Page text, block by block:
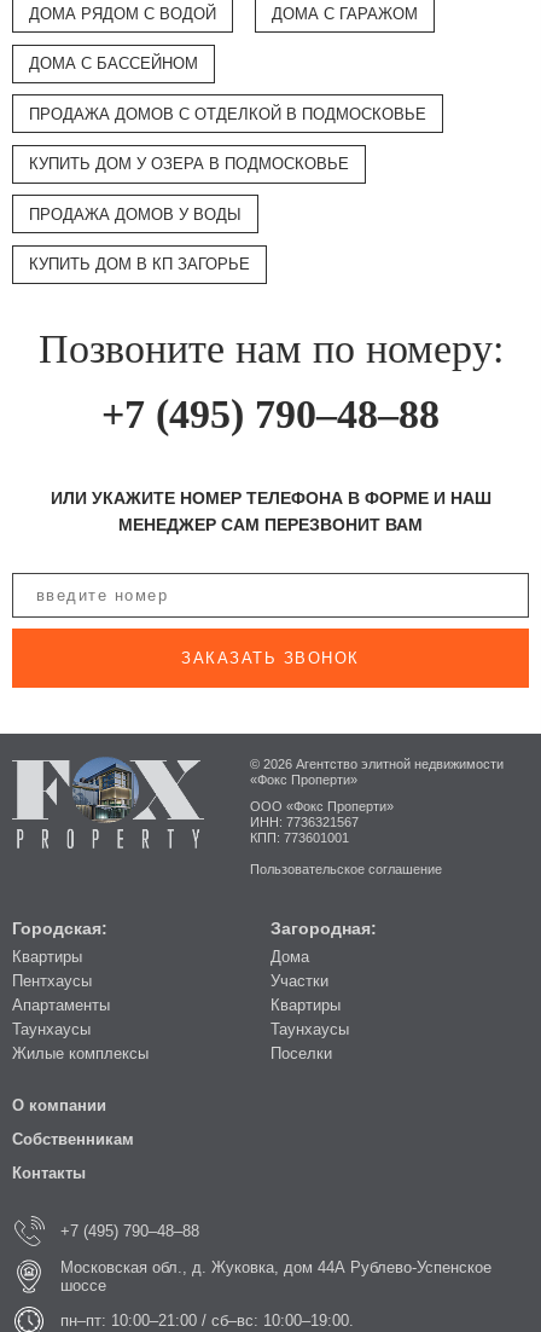
ДОМА РЯДОМ С ВОДОЙ ДОМА С ГАРАЖОМ
ДОМА С БАССЕЙНОМ
ПРОДАЖА ДОМОВ С ОТДЕЛКОЙ В ПОДМОСКОВЬЕ
КУПИТЬ ДОМ У ОЗЕРА В ПОДМОСКОВЬЕ
ПРОДАЖА ДОМОВ У ВОДЫ
КУПИТЬ ДОМ В КП ЗАГОРЬЕ
Позвоните нам по номеру:
+7 (495) 790–48–88
ИЛИ УКАЖИТЕ НОМЕР ТЕЛЕФОНА В ФОРМЕ И НАШ
МЕНЕДЖЕР САМ ПЕРЕЗВОНИТ ВАМ
ЗАКАЗАТЬ ЗВОНОК
© 2026 Агентство элитной недвижимости
«Фокс Проперти»
ООО «Фокс Проперти»
ИНН: 7736321567
КПП: 773601001
Пользовательское соглашение
Городская:
Квартиры
Пентхаусы
Апартаменты
Таунхаусы
Жилые комплексы
Загородная:
Дома
Участки
Квартиры
Таунхаусы
Поселки
О компании
Собственникам
Контакты
+7 (495) 790–48–88
Московская обл., д. Жуковка, дом 44А Рублево-Успенское
шоссе
пн–пт: 10:00–21:00 / сб–вс: 10:00–19:00.